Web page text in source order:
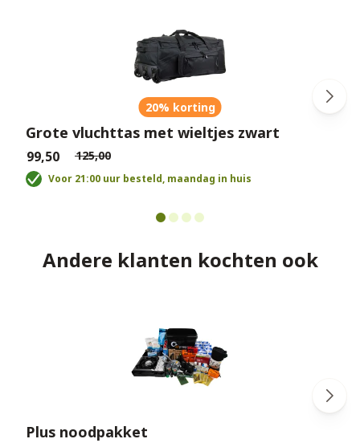
20% korting
Grote vluchttas met wieltjes zwart
€99,50 €125,00
Voor 21:00 uur besteld, maandag in huis
Andere klanten kochten ook
Plus noodpakket